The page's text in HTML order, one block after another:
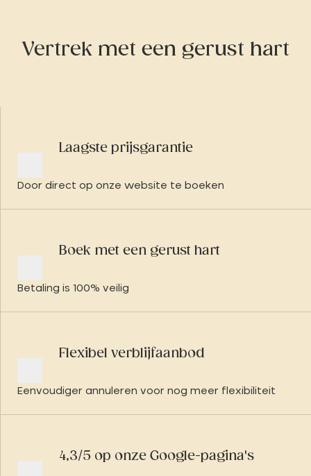
Vertrek met een gerust hart
Laagste prijsgarantie
Door direct op onze website te boeken
Boek met een gerust hart
Betaling is 100% veilig
Flexibel verblijfaanbod
Eenvoudiger annuleren voor nog meer flexibiliteit
4,3/5 op onze Google-pagina's